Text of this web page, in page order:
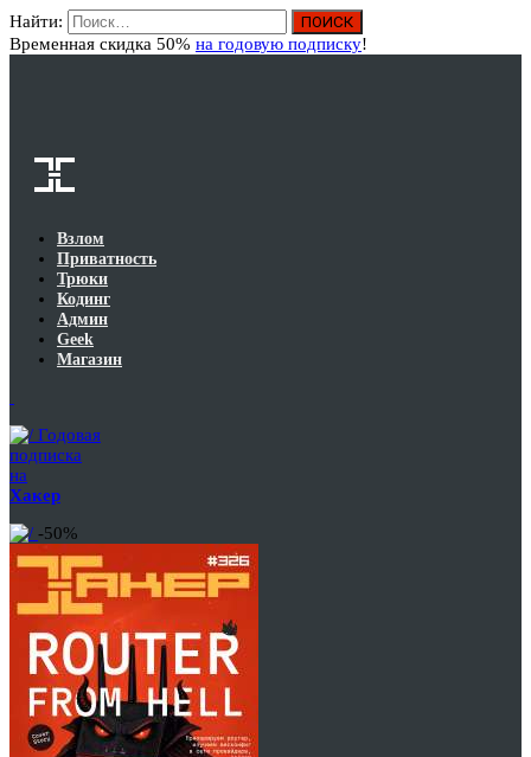
Найти:
Временная скидка 50% на годовую подписку!
Взлом
Приватность
Трюки
Кодинг
Админ
Geek
Магазин
Годовая
подписка
на
Хакер
-50%